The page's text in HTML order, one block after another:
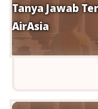
Tanya Jawab
AirAsia